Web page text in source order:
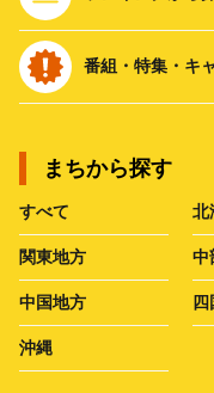
番組・特集・キ
まちから探す
すべて 北
関東地方 中
中国地方
沖縄